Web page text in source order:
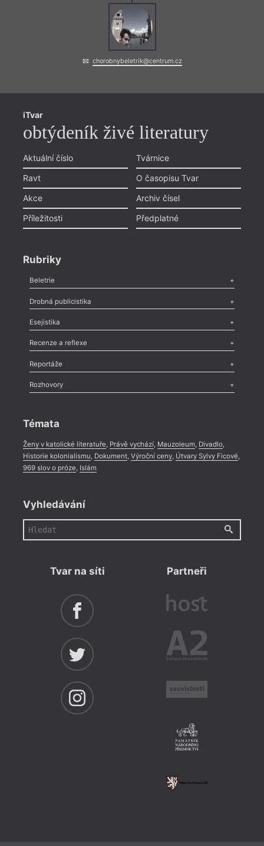
chorobnybeletrik@centrum.cz
iTvar
obtýdeník živé literatury
Aktuální číslo
Ravt
Akce
Příležitosti
Tvárnice
O časopisu Tvar
Archiv čísel
Předplatné
Rubriky
Beletrie
Poezie,Próza,Dokumenty
Drobná publicistika
Odlesk
Nekrolog,Glosa,Sloupek,Pozvánka,Literární soutěž,
Esejistika
Esej ,Pádlo,Úvaha
Recenze a reflexe
Recenze
Méně slov o próze,Celá rubrika
Reportáže
Literární zítřky
Celá rubrika
Rozhovory
Témata
Ženy v katolické literatuře, Právě vychází, Mauzoleum, Divadlo,
Historie kolonialismu, Dokument, Výroční ceny, Útvary Sylvy Ficové,
969 slov o próze, Islám
Vyhledávání
Tvar na síti Partneři